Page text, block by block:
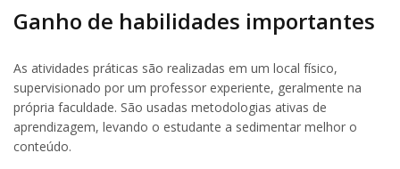
Ganho de habilidades importantes
As atividades práticas são realizadas em um local físico,
supervisionado por um professor experiente, geralmente na
própria faculdade. São usadas metodologias ativas de
aprendizagem, levando o estudante a sedimentar melhor o
conteúdo.